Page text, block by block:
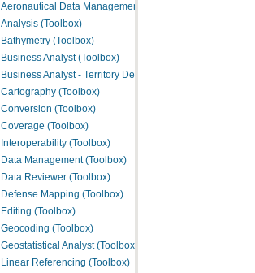
Aeronautical Data Management (Toolbox)
Analysis (Toolbox)
Bathymetry (Toolbox)
Business Analyst (Toolbox)
Business Analyst - Territory Design (Toolbox)
Cartography (Toolbox)
Conversion (Toolbox)
Coverage (Toolbox)
Interoperability (Toolbox)
Data Management (Toolbox)
Data Reviewer (Toolbox)
Defense Mapping (Toolbox)
Editing (Toolbox)
Geocoding (Toolbox)
Geostatistical Analyst (Toolbox)
Linear Referencing (Toolbox)